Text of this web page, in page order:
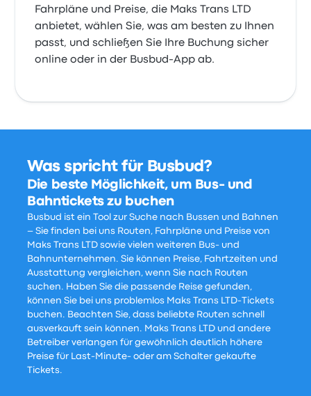
Fahrpläne und Preise, die Maks Trans LTD
anbietet, wählen Sie, was am besten zu Ihnen
passt, und schließen Sie Ihre Buchung sicher
online oder in der Busbud-App ab.
Was spricht für Busbud?
Die beste Möglichkeit, um Bus- und
Bahntickets zu buchen
Busbud ist ein Tool zur Suche nach Bussen und Bahnen
– Sie finden bei uns Routen, Fahrpläne und Preise von
Maks Trans LTD sowie vielen weiteren Bus- und
Bahnunternehmen. Sie können Preise, Fahrtzeiten und
Ausstattung vergleichen, wenn Sie nach Routen
suchen. Haben Sie die passende Reise gefunden,
können Sie bei uns problemlos Maks Trans LTD-Tickets
buchen. Beachten Sie, dass beliebte Routen schnell
ausverkauft sein können. Maks Trans LTD und andere
Betreiber verlangen für gewöhnlich deutlich höhere
Preise für Last-Minute- oder am Schalter gekaufte
Tickets.